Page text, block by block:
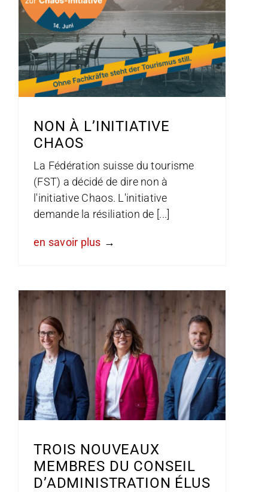
NON À L’INITIATIVE
CHAOS
La Fédération suisse du tourisme
(FST) a décidé de dire non à
l'initiative Chaos. L'initiative
demande la résiliation de [...]
en savoir plus
TROIS NOUVEAUX
MEMBRES DU CONSEIL
D’ADMINISTRATION ÉLUS